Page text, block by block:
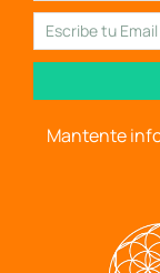
Mantente